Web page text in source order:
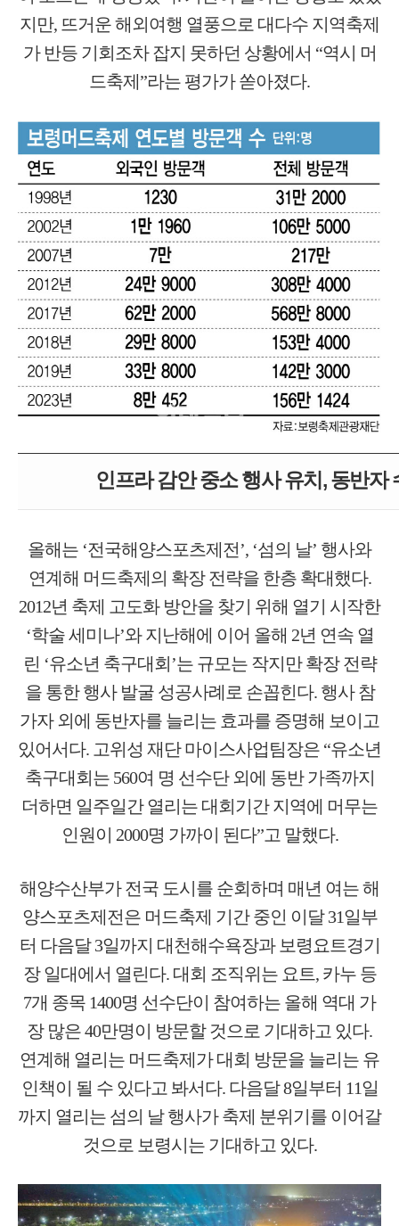
지만, 뜨거운 해외여행 열풍으로 대다수 지역축제
가 반등 기회조차 잡지 못하던 상황에서 “역시 머
드축제”라는 평가가 쏟아졌다.
인프라 감안 중소 행사 유치, 동반자
올해는 ‘전국해양스포츠제전’, ‘섬의 날’ 행사와
연계해 머드축제의 확장 전략을 한층 확대했다.
2012년 축제 고도화 방안을 찾기 위해 열기 시작한
‘학술 세미나’와 지난해에 이어 올해 2년 연속 열
린 ‘유소년 축구대회’는 규모는 작지만 확장 전략
을 통한 행사 발굴 성공사례로 손꼽힌다. 행사 참
가자 외에 동반자를 늘리는 효과를 증명해 보이고
있어서다. 고위성 재단 마이스사업팀장은 “유소년
축구대회는 560여 명 선수단 외에 동반 가족까지
더하면 일주일간 열리는 대회기간 지역에 머무는
인원이 2000명 가까이 된다”고 말했다.
해양수산부가 전국 도시를 순회하며 매년 여는 해
양스포츠제전은 머드축제 기간 중인 이달 31일부
터 다음달 3일까지 대천해수욕장과 보령요트경기
장 일대에서 열린다. 대회 조직위는 요트, 카누 등
7개 종목 1400명 선수단이 참여하는 올해 역대 가
장 많은 40만명이 방문할 것으로 기대하고 있다.
연계해 열리는 머드축제가 대회 방문을 늘리는 유
인책이 될 수 있다고 봐서다. 다음달 8일부터 11일
까지 열리는 섬의 날 행사가 축제 분위기를 이어갈
것으로 보령시는 기대하고 있다.